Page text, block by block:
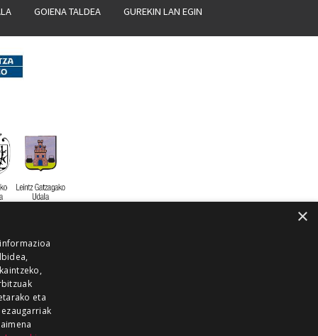
GOIENA TALDEA GUREKIN LAN EGIN
×
eta